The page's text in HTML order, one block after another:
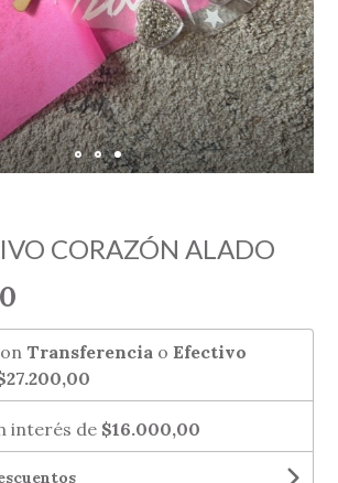
CORAZÓN ALADO
Transferencia o Efectivo
interés de $16.000,00